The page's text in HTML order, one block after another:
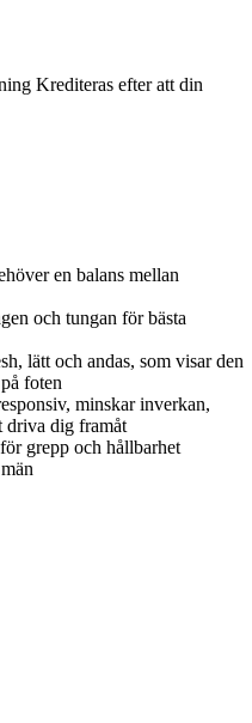
Krediteras efter att din
en balans mellan
och tungan för bästa
lätt och andas, som visar den
foten
minskar inverkan,
driva dig framåt
grepp och hållbarhet